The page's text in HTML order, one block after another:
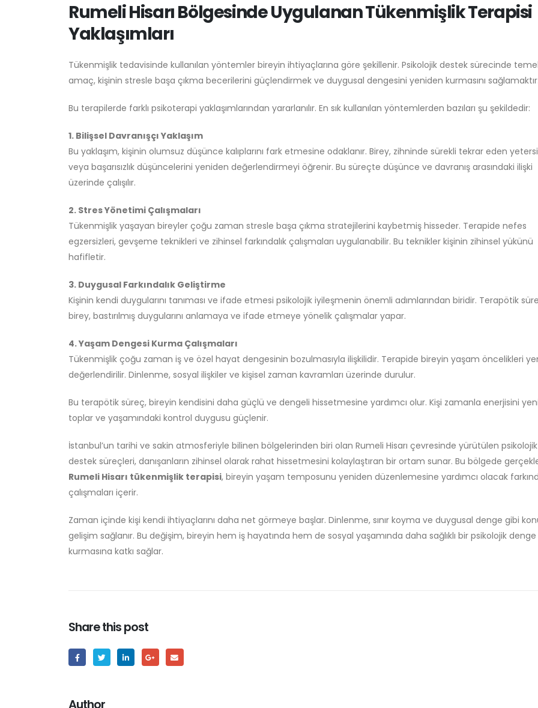
Rumeli Hisarı Bölgesinde Uygulanan Tükenmişlik Terapisi
Yaklaşımları
Tükenmişlik tedavisinde kullanılan yöntemler bireyin ihtiyaçlarına göre şekillenir. Psikolojik destek sürecinde
amaç, kişinin stresle başa çıkma becerilerini güçlendirmek ve duygusal dengesini yeniden kurmasını
Bu terapilerde farklı psikoterapi yaklaşımlarından yararlanılır. En sık kullanılan yöntemlerden bazıları şu şekildedir:
1. Bilişsel Davranışçı Yaklaşım
Bu yaklaşım, kişinin olumsuz düşünce kalıplarını fark etmesine odaklanır. Birey, zihninde sürekli tekrar eden
veya başarısızlık düşüncelerini yeniden değerlendirmeyi öğrenir. Bu süreçte düşünce ve davranış arasındaki ilişki
üzerinde çalışılır.
2. Stres Yönetimi Çalışmaları
Tükenmişlik yaşayan bireyler çoğu zaman stresle başa çıkma stratejilerini kaybetmiş hisseder. Terapide nefes
egzersizleri, gevşeme teknikleri ve zihinsel farkındalık çalışmaları uygulanabilir. Bu teknikler kişinin zihinsel yükünü
hafifletir.
3. Duygusal Farkındalık Geliştirme
Kişinin kendi duygularını tanıması ve ifade etmesi psikolojik iyileşmenin önemli adımlarından biridir. Terapötik
birey, bastırılmış duygularını anlamaya ve ifade etmeye yönelik çalışmalar yapar.
4. Yaşam Dengesi Kurma Çalışmaları
Tükenmişlik çoğu zaman iş ve özel hayat dengesinin bozulmasıyla ilişkilidir. Terapide bireyin yaşam öncelikleri
değerlendirilir. Dinlenme, sosyal ilişkiler ve kişisel zaman kavramları üzerinde durulur.
Bu terapötik süreç, bireyin kendisini daha güçlü ve dengeli hissetmesine yardımcı olur. Kişi zamanla enerjisini
toplar ve yaşamındaki kontrol duygusu güçlenir.
İstanbul’un tarihi ve sakin atmosferiyle bilinen bölgelerinden biri olan Rumeli Hisarı çevresinde yürütülen psikolojik
destek süreçleri, danışanların zihinsel olarak rahat hissetmesini kolaylaştıran bir ortam sunar. Bu bölgede
Rumeli Hisarı tükenmişlik terapisi, bireyin yaşam temposunu yeniden düzenlemesine yardımcı olacak
çalışmaları içerir.
Zaman içinde kişi kendi ihtiyaçlarını daha net görmeye başlar. Dinlenme, sınır koyma ve duygusal denge gibi
gelişim sağlanır. Bu değişim, bireyin hem iş hayatında hem de sosyal yaşamında daha sağlıklı bir psikolojik denge
kurmasına katkı sağlar.
Share this post
Author